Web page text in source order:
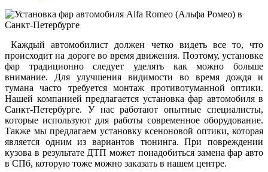
Каждый автомобилист должен четко видеть все то, что
происходит на дороге во время движения. Поэтому, установке
фар традиционно следует уделять как можно больше
внимание. Для улучшения видимости во время дождя и
тумана часто требуется монтаж противотуманной оптики.
Нашей компанией предлагается установка фар автомобиля в
Санкт-Петербурге. У нас работают опытные специалисты,
которые используют для работы современное оборудование.
Также мы предлагаем установку ксеноновой оптики, которая
является одним из вариантов тюнинга. При повреждении
кузова в результате ДТП может понадобиться замена фар авто
в СПб, которую тоже можно заказать в нашем центре.